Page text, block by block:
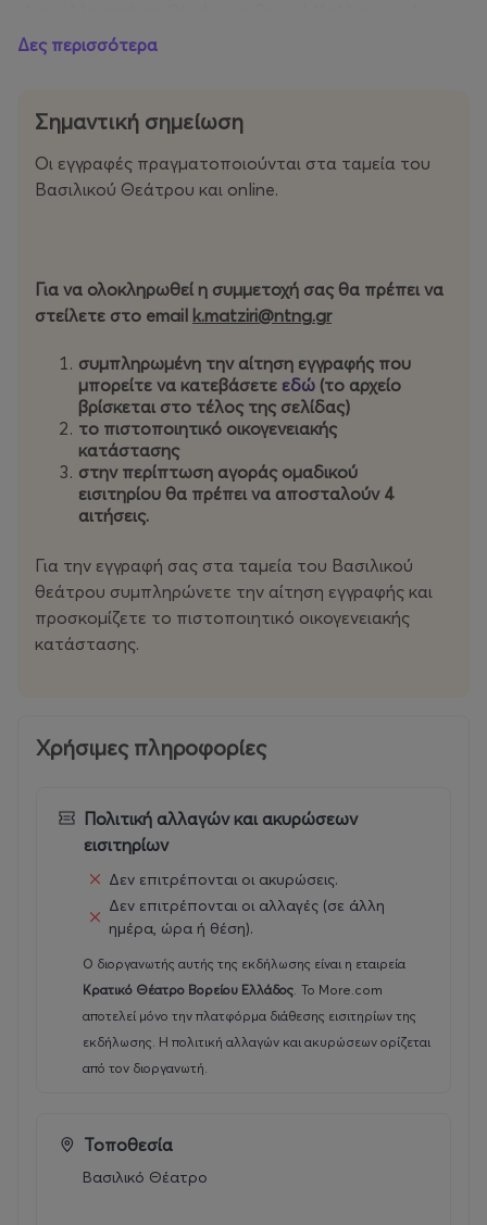
Εργαστήριο!
Αυγούστου έως τις 10 Σεπτεμβρίου 2026, το Θέατρο
ανοίγει την αγκαλιά του και προσκαλεί τους
λιλιπούτειους θεατρόφιλους σ’ έναν κόσμο έκφρασης,
φαντασίας και δημιουργίας.
από τη θεατρική έκφραση και το παιχνίδι να γνωρίσουν
τα διαφορετικά είδη θεάτρου, να εξερευνήσουν τη
ανακαλύψουν νέες δεξιότητες και να διερευνήσουν
τόσο το δικό τους ρόλο όσο και των άλλων στην
κοινωνία. Τα παιδιά μέσα από το θέατρο επικοινωνούν,
μοιράζονται και εξελίσσονται, καθώς κάθε θεατρική
δραστηριότητα είναι ένα ταξίδι αναζήτησης και μια
πολύπλευρη εμπειρία.
τη συνεργασία ηθοποιών του ΚΘΒΕ, οκτώ (8) θεματικές
εβδομάδες για παιδιά προ νηπιακής και δημοτικής
ηλικίας ειδικά τμήματα για παιδιά ηλικίας 5 ετών (έτος
γεννήσεως το 2021), 6-7
2015) με συγκεκριμένες δραστηριότητες, όπως:
ξεναγήσεις σε χώρους του θεάτρου, διαδραστικούς
χώρους εκτός θεάτρου), μουσική, χορό-κίνηση,
σκηνογραφία, θέατρο, αφήγηση, προβολές, ζωγραφική,
«Η λέσχη της αυλαίας»
Μια συναρπαστική περιπέτεια μυστηρίου ξεκινά, όταν
μια ομάδα παιδιών μας καλεί να λύσουμε το αίνιγμα
μιας παράστασης που δεν ολοκληρώθηκε ποτέ.
Ποια είναι η ΙΣΤΟΡΙΑ του έργου; Ποιοι είναι οι
ΣΚΗΝΟΘΕΣΙΑ και τι οδήγησε άραγε στην απότομη
διακοπή των προβών;
Δες περισσότερα
Σημαντική σημείωση
Οι εγγραφές πραγματοποιούνται στα ταμεία του
Βασιλικού Θεάτρου και online.
Για να ολοκληρωθεί η συμμετοχή σας θα πρέπει να
στείλετε στο email k.matziri@ntng.gr
συμπληρωμένη την αίτηση εγγραφής που
μπορείτε να κατεβάσετε εδώ (το αρχείο
βρίσκεται στο τέλος της σελίδας)
το πιστοποιητικό οικογενειακής
κατάστασης
στην περίπτωση αγοράς ομαδικού
εισιτηρίου θα πρέπει να αποσταλούν 4
αιτήσεις.
Για την εγγραφή σας στα ταμεία του Βασιλικού
θεάτρου συμπληρώνετε την αίτηση εγγραφής και
προσκομίζετε το πιστοποιητικό οικογενειακής
κατάστασης.
Χρήσιμες πληροφορίες
Πολιτική αλλαγών και ακυρώσεων
εισιτηρίων
Δεν επιτρέπονται οι ακυρώσεις.
Δεν επιτρέπονται οι αλλαγές (σε άλλη
ημέρα, ώρα ή θέση).
Ο διοργανωτής αυτής της εκδήλωσης είναι η εταιρεία
Κρατικό Θέατρο Βορείου Ελλάδος. Το More.com
αποτελεί μόνο την πλατφόρμα διάθεσης εισιτηρίων της
εκδήλωσης. Η πολιτική αλλαγών και ακυρώσεων ορίζεται
από τον διοργανωτή.
Τοποθεσία
Βασιλικό Θέατρο